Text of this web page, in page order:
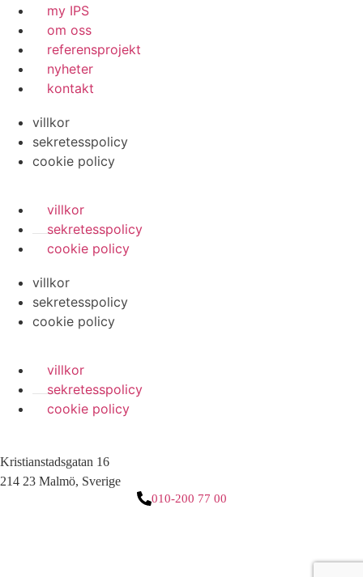
my IPS
om oss
referensprojekt
nyheter
kontakt
villkor
sekretesspolicy
cookie policy
villkor
sekretesspolicy
cookie policy
villkor
sekretesspolicy
cookie policy
villkor
sekretesspolicy
cookie policy
Kristianstadsgatan 16
214 23 Malmö, Sverige
010-200 77 00